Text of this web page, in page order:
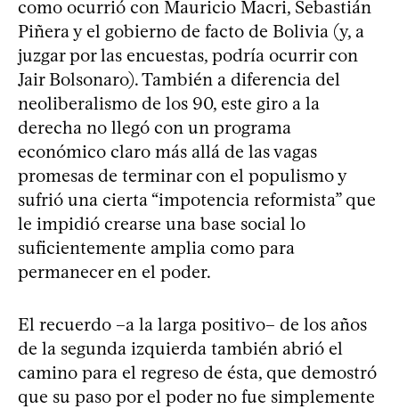
como ocurrió con Mauricio Macri, Sebastián
Piñera y el gobierno de facto de Bolivia (y, a
juzgar por las encuestas, podría ocurrir con
Jair Bolsonaro). También a diferencia del
neoliberalismo de los 90, este giro a la
derecha no llegó con un programa
económico claro más allá de las vagas
promesas de terminar con el populismo y
sufrió una cierta “impotencia reformista” que
le impidió crearse una base social lo
suficientemente amplia como para
permanecer en el poder.
El recuerdo –a la larga positivo– de los años
de la segunda izquierda también abrió el
camino para el regreso de ésta, que demostró
que su paso por el poder no fue simplemente